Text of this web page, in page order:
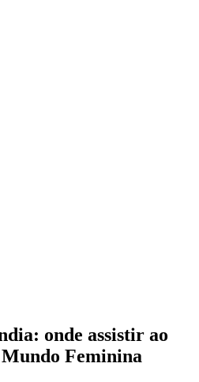
onde assistir ao
Feminina